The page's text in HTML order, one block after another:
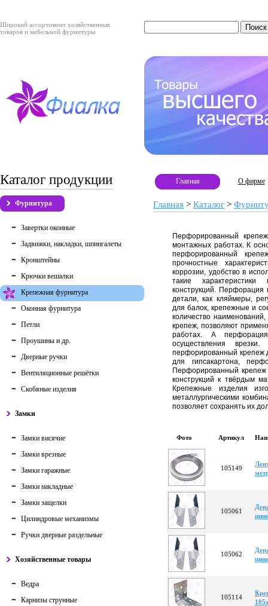
Широкий ассортимент хозяйственных
товаров и мебельной фурнитуры
Каталог продукции
Фурнитура
Завертки оконные
Задвижки, накладки, шпингалеты
Кронштейны
Крючки вешалки
Крепежная фурнитура
Оконная фурнитура
Петли
Проушины и др.
Дверные ручки
Вентиляционные решётки
Скобяные изделия
Замки
Замки висячие
Замки врезные
Замки гаражные
Замки накладные
Замки защелки
Цилиндровые механизмы
Ручки дверные раздельные
Хозяйственные товары
Ведра
Карнизы струнные
Главная О фирме
Главная > Каталог >
Перфорированный
монтажных работах. К
перфорированный
прочностные
коррозии, удобство в
такие
конструкций. Перфорация
детали, как кляймеры,
для балок, крепежные и
количество
крепеж, позволяют
работах. А перфорация
осуществления
перфорированный крепеж
для гипсакартона,
Перфорированный крепеж
конструкций к твёрдым
Крепежные изделия
металлургическими
позволяет сохранять их
Фото Артикул
105149
105061
105062
105114